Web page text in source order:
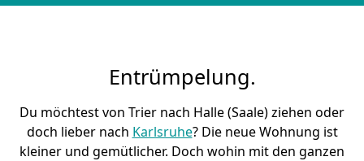
Entrümpelung.
Du möchtest von Trier nach Halle (Saale) ziehen oder
doch lieber nach Karlsruhe? Die neue Wohnung ist
kleiner und gemütlicher. Doch wohin mit den ganzen